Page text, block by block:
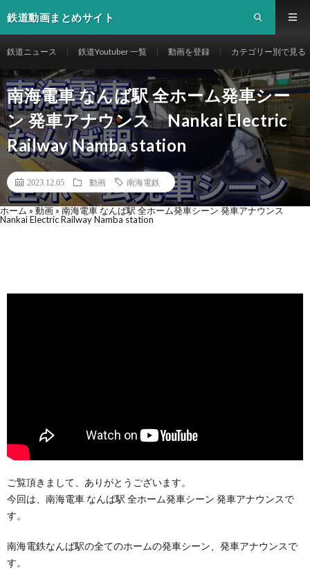
鉄道動画まとめサイト
鉄道ニュース 鉄道Youtuber 一覧 動画を登録 カテゴリー別で見る
南海電車 なんば駅 全ホーム発車シー
ン 発車アナウンス Nankai Electric
Railway Namba station
2023.12.05 動画 南海電鉄
ホーム » 動画 » 南海電車 なんば駅 全ホーム発車シーン 発車アナウンス
Nankai Electric Railway Namba station
ご覧頂きまして、ありがとうございます。
今回は、南海電車 なんば駅 全ホーム発車シーン 発車アナウンスで
す。
南海電鉄なんば駅の全てのホームの発車シーン、発車アナウンスで
す。